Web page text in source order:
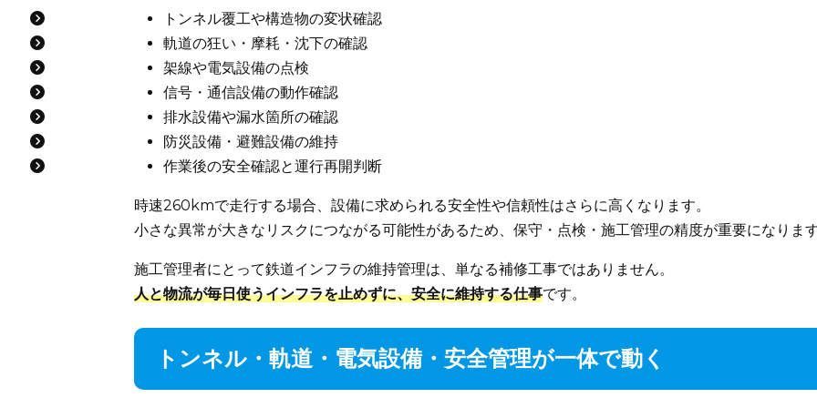
トンネル覆工や構造物の変状確認
軌道の狂い・摩耗・沈下の確認
架線や電気設備の点検
信号・通信設備の動作確認
排水設備や漏水箇所の確認
防災設備・避難設備の維持
作業後の安全確認と運行再開判断
時速260kmで走行する場合、設備に求められる安全性や信頼性はさらに高くなります。
小さな異常が大きなリスクにつながる可能性があるため、保守・点検・施工管理の精度が重要になりま
施工管理者にとって鉄道インフラの維持管理は、単なる補修工事ではありません。
人と物流が毎日使うインフラを止めずに、安全に維持する仕事です。
トンネル・軌道・電気設備・安全管理が一体で動く